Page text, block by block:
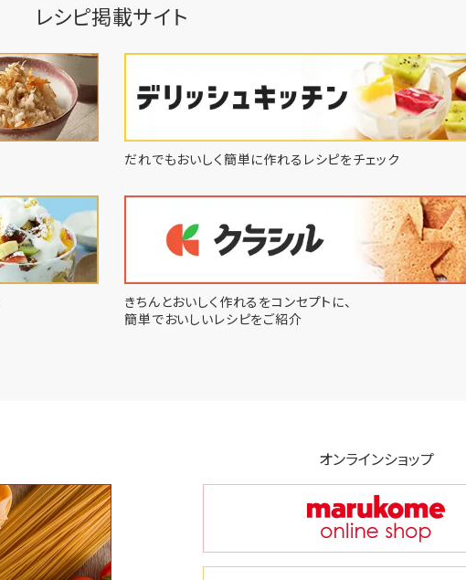
レシピ掲載サイト
だれでもおいしく簡単に作れるレシピをチェック
きちんとおいしく作れるをコンセプトに、
簡単でおいしいレシピをご紹介
オンラインショップ